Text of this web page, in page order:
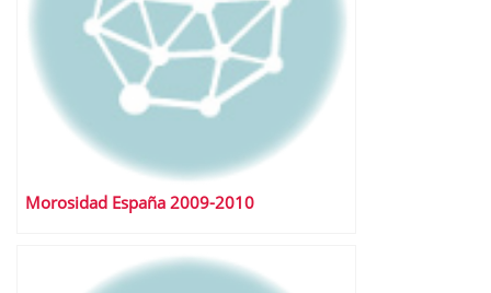
Morosidad España 2009-2010